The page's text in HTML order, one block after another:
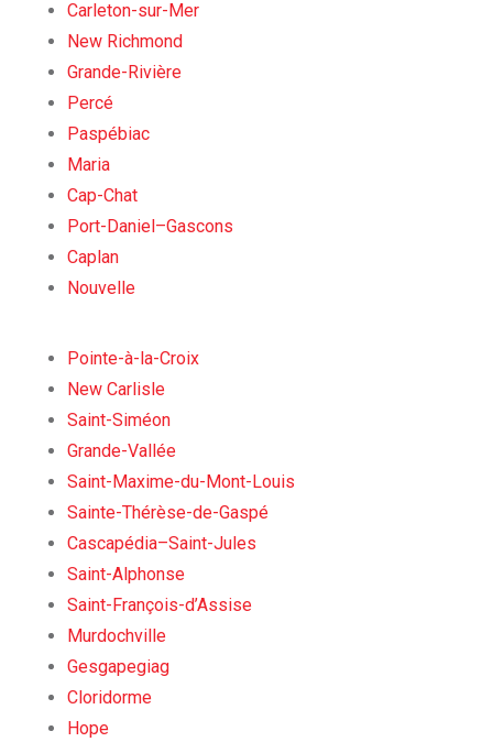
Carleton-sur-Mer
New Richmond
Grande-Rivière
Percé
Paspébiac
Maria
Cap-Chat
Port-Daniel–Gascons
Caplan
Nouvelle
Pointe-à-la-Croix
New Carlisle
Saint-Siméon
Grande-Vallée
Saint-Maxime-du-Mont-Louis
Sainte-Thérèse-de-Gaspé
Cascapédia–Saint-Jules
Saint-Alphonse
Saint-François-d’Assise
Murdochville
Gesgapegiag
Cloridorme
Hope